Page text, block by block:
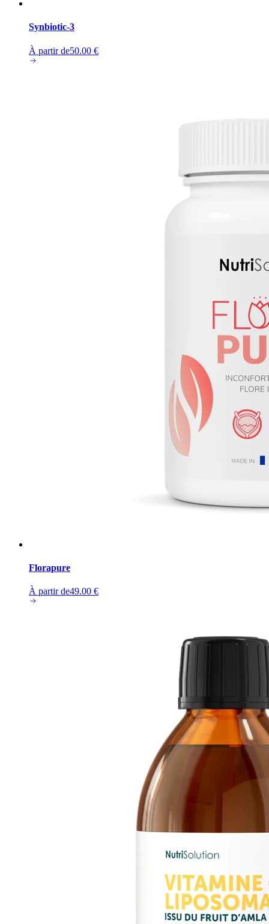
Synbiotic-3
À partir de50.00 €
Florapure
À partir de49.00 €